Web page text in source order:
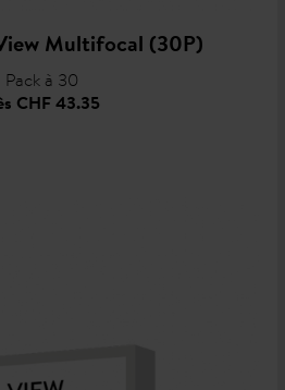
Multifocal (30P)
Pack à 30
CHF 43.35